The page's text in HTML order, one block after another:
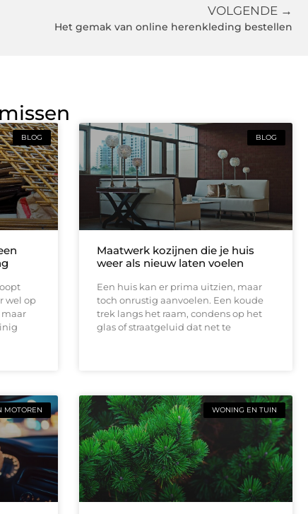
VOLGENDE →
Het gemak van online herenkleding bestellen
BLOG
wel op
BLOG
Maatwerk kozijnen die je huis
weer als nieuw laten voelen
Een huis kan er prima uitzien, maar
toch onrustig aanvoelen. Een koude
trek langs het raam, condens op het
glas of straatgeluid dat net te
MOTOREN WONING EN TUIN